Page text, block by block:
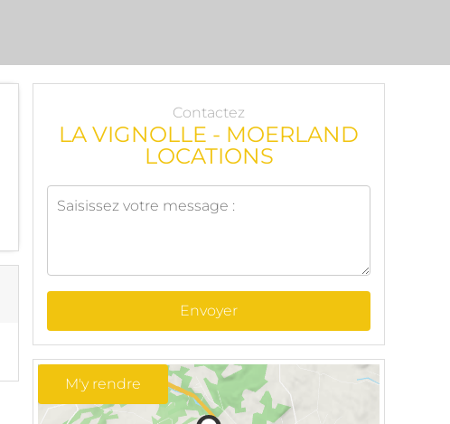
Contactez
LA VIGNOLLE - MOERLAND
LOCATIONS
Envoyer
M'y rendre